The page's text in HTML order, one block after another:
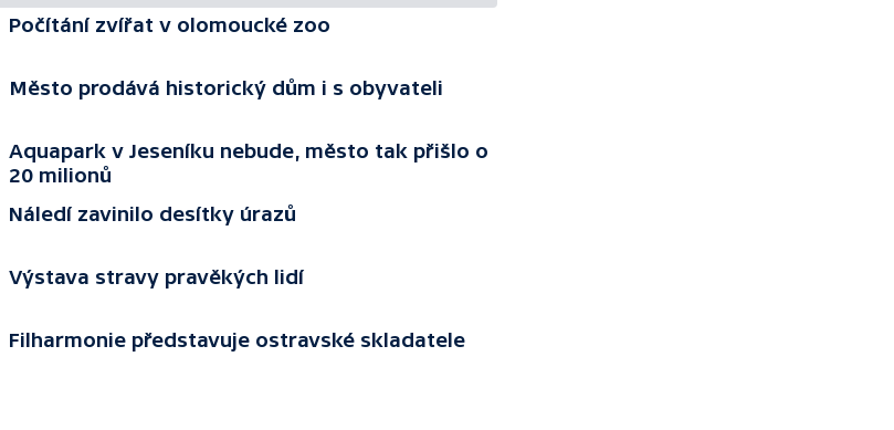
Počítání zvířat v olomoucké zoo
Město prodává historický dům i s obyvateli
Aquapark v Jeseníku nebude, město tak přišlo o
20 milionů
Náledí zavinilo desítky úrazů
Výstava stravy pravěkých lidí
Filharmonie představuje ostravské skladatele